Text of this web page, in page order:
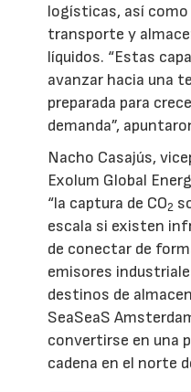
logísticas, así
transporte y
líquidos. “Estas
avanzar hacia una
preparada para
demanda”,
Nacho Casajús,
Exolum Global
“la captura de CO2
escala si existen
de conectar de
emisores
destinos de
SeaSeaS
convertirse en una
cadena en el norte